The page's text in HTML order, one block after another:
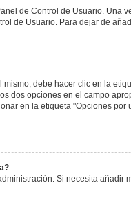
de Control de Usuario. Una
de Usuario. Para dejar de
debe hacer clic en la
dos opciones en el campo
en la etiqueta "Opciones
Si necesita